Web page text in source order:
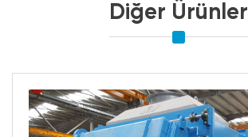
Diğer Ürünler